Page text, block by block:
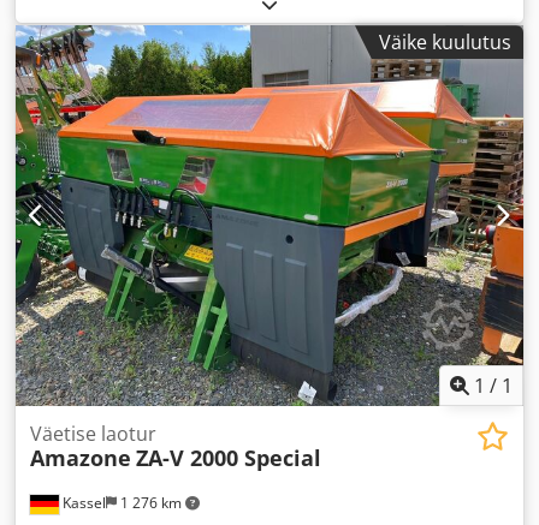
Väike kuulutus
1 / 1
Kassel 1 276 km
Väetise laotur
Amazone ZA-V 2000 Special